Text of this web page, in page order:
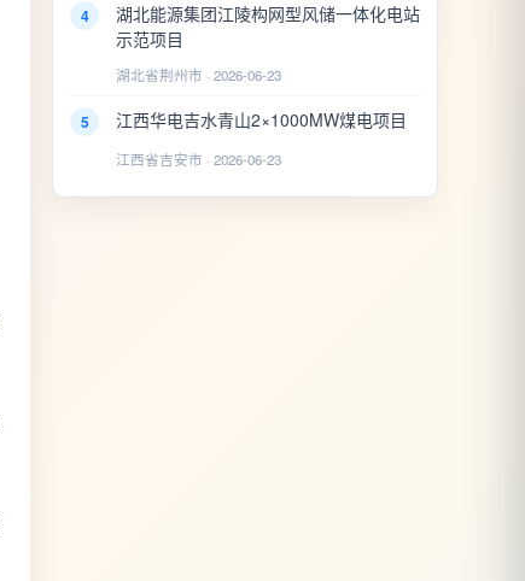
4
湖北能源集团江陵构网型风储一体化电站
示范项目
湖北省荆州市 · 2026-06-23
5 江西华电吉水青山2×1000MW煤电项目
江西省吉安市 · 2026-06-23